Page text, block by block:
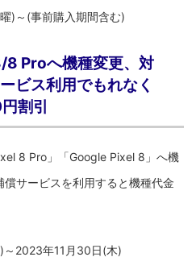
)～(事前購入期間含む)
8 Proへ機種変更、対
ビス利用でもれなく
割引
8 Pro」「Google Pixel 8」へ機
サービスを利用すると機種代金
2023年11月30日(木)